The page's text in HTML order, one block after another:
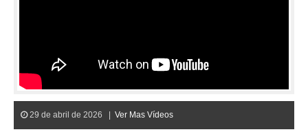
29 de abril de 2026 | Ver Mas Vídeos